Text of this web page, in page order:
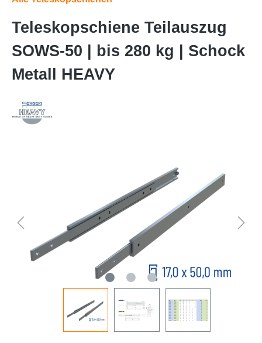
Teleskopschiene Teilauszug
SOWS-50 | bis 280 kg | Schock
Metall HEAVY